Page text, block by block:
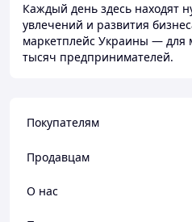
Каждый день здесь находят
увлечений и развития
маркетплейс Украины — для
тысяч предпринимателей.
Покупателям
Продавцам
О нас